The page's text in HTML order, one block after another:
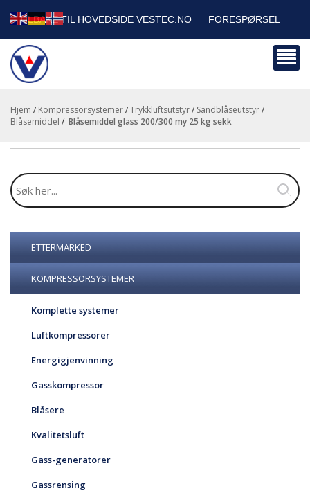
TILBAKE TIL HOVEDSIDE VESTEC.NO FORESPØRSEL
HANDLEVOGN
BEDRIFTSKUNDER
Hjem / Kompressorsystemer/Trykkluftsutstyr/ Sandblåseutstyr/
Blåsemiddel / blåsemiddel glass 200/300 my 25 kg sekk
ETTERMARKED
KOMPRESSORSYSTEMER
Komplette systemer
Luftkompressorer
Energigjenvinning
Gasskompressor
Blåsere
Kvalitetsluft
Gass-generatorer
Gassrensing